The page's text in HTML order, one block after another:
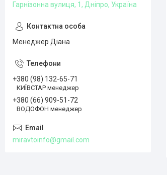
Гарнізонна вулиця, 1, Дніпро, Україна
Менеджер Діана
+380 (98) 132-65-71
КИЇВСТАР менеджер
+380 (66) 909-51-72
ВОДОФОН менеджер
miravtoinfo@gmail.com